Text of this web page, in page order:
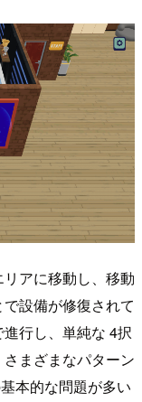
アに移動し、移動
設備が修復されて
行し、単純な 4択
まざまなパターン
本的な問題が多い